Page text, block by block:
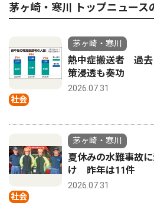
茅ヶ崎・寒川 トップニュース
社会
茅ヶ崎・寒川
熱中症搬送者 過
策浸透も奏功
2026.07.31
社会
茅ヶ崎・寒川
夏休みの水難事故
け 昨年は11件
2026.07.31